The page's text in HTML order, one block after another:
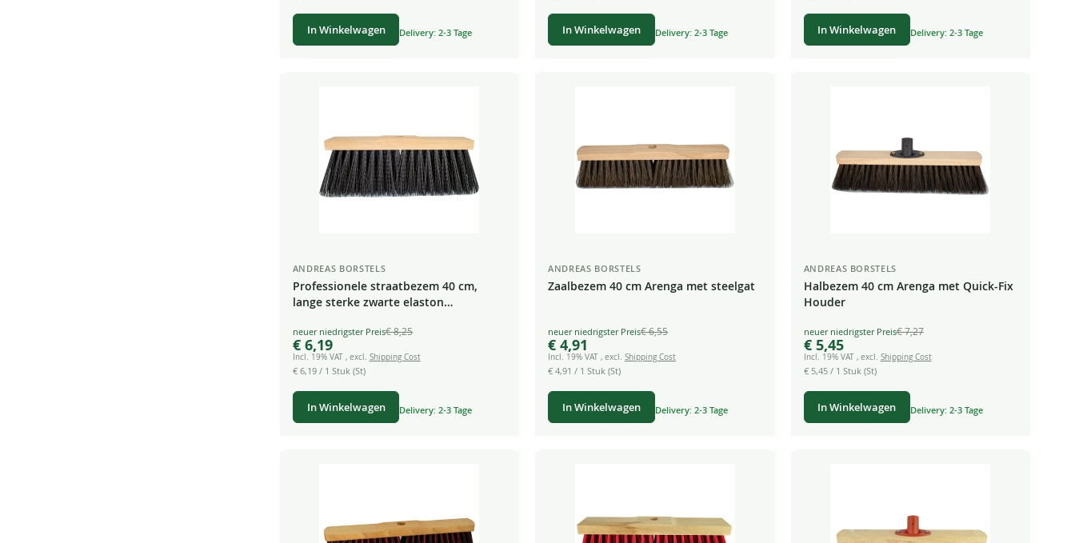
In Winkelwagen Delivery: 2-3 Tage In Winkelwagen Delivery: 2-3 Tage In Winkelwagen Delivery: 2-3 Tage
ANDREAS BORSTELS
Professionele straatbezem 40 cm,
lange sterke zwarte elaston
Special
Price
€ 6,19
€ 8,25
Incl. 19% VAT , excl. Shipping Cost
€ 6,19/ 1 Stuk (St)
In Winkelwagen Delivery: 2-3 Tage
ANDREAS BORSTELS
Zaalbezem 40 cm Arenga met steelgat
Special
Price
€ 4,91
€ 6,55
Incl. 19% VAT,excl.Shipping Cost
€ 4,91 / 1 Stuk (St)
In Winkelwagen Delivery: 2-3 Tage
ANDREAS BORSTELS
Halbezem 40 cm Arenga met Quick-Fix
Houder
Special
Price
€ 5,45
€ 7,27
Incl. 19% VAT , excl. Shipping Cost
€ 5,45/ 1 Stuk (St)
In Winkelwagen Delivery: 2-3 Tage